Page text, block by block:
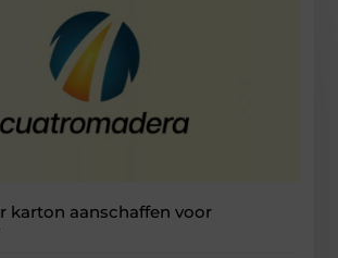
karton aanschaffen voor